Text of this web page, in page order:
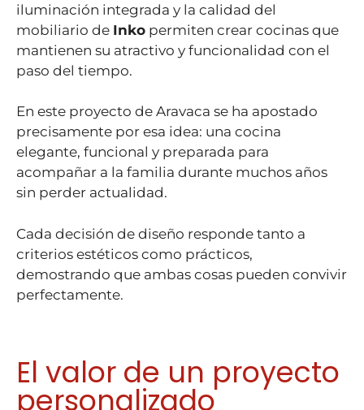
iluminación integrada y la calidad del
mobiliario de Inko permiten crear cocinas que
mantienen su atractivo y funcionalidad con el
paso del tiempo.
En este proyecto de Aravaca se ha apostado
precisamente por esa idea: una cocina
elegante, funcional y preparada para
acompañar a la familia durante muchos años
sin perder actualidad.
Cada decisión de diseño responde tanto a
criterios estéticos como prácticos,
demostrando que ambas cosas pueden convivir
perfectamente.
El valor de un proyecto
personalizado